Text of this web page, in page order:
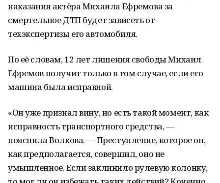
наказания актёра Михаила Ефремова за
смертельное ДТП будет зависеть от
техэкспертизы его автомобиля.
По её словам, 12 лет лишения свободы Михаил
Ефремов получит только в том случае, если его
машина была исправной.
«Он уже признал вину, но есть такой момент, как
исправность транспортного средства, —
пояснила Волкова. — Преступление, которое он,
как предполагается, совершил, оно не
умышленное. Если заклинило рулевую колонку,